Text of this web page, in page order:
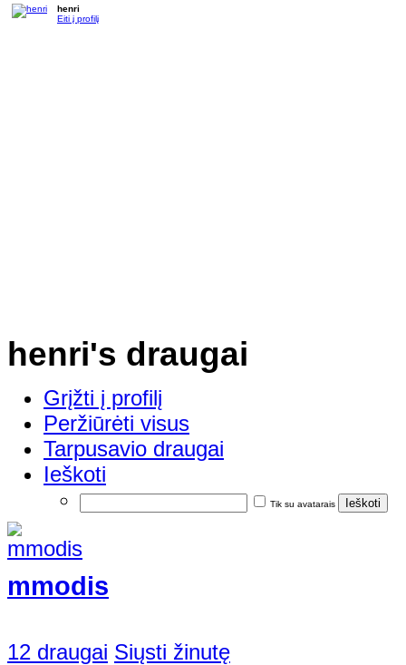
henri
Eiti į profilį
henri's draugai
Grįžti į profilį
Peržiūrėti visus
Tarpusavio draugai
Ieškoti
Tik su avatarais
mmodis
12 draugai Siųsti žinutę